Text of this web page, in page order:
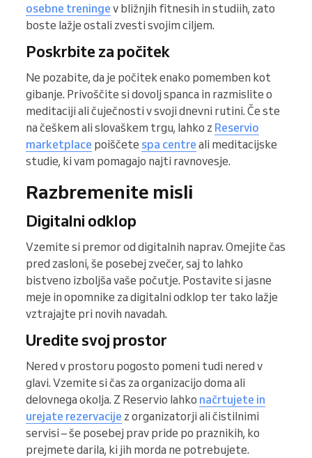
osebne treninge v bližnjih fitnesih in studiih, zato
boste lažje ostali zvesti svojim ciljem.
Poskrbite za počitek
Ne pozabite, da je počitek enako pomemben kot
gibanje. Privoščite si dovolj spanca in razmislite o
meditaciji ali čuječnosti v svoji dnevni rutini. Če ste
na češkem ali slovaškem trgu, lahko z Reservio
marketplace poiščete spa centre ali meditacijske
studie, ki vam pomagajo najti ravnovesje.
Razbremenite misli
Digitalni odklop
Vzemite si premor od digitalnih naprav. Omejite čas
pred zasloni, še posebej zvečer, saj to lahko
bistveno izboljša vaše počutje. Postavite si jasne
meje in opomnike za digitalni odklop ter tako lažje
vztrajajte pri novih navadah.
Uredite svoj prostor
Nered v prostoru pogosto pomeni tudi nered v
glavi. Vzemite si čas za organizacijo doma ali
delovnega okolja. Z Reservio lahko načrtujete in
urejate rezervacije z organizatorji ali čistilnimi
servisi – še posebej prav pride po praznikih, ko
prejmete darila, ki jih morda ne potrebujete.